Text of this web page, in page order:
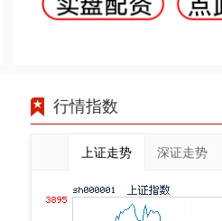
行情指数
上证走势 深证走势